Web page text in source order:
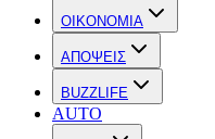
OIKONOMIA
ΑΠΟΨΕΙΣ
BUZZLIFE
AUTO